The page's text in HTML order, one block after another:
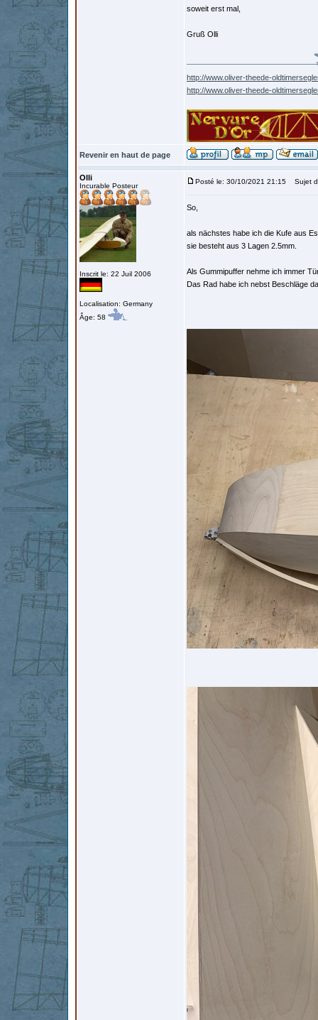
soweit erst mal,
Gruß Olli
http://www.oliver-theede-
http://www.oliver-theede-
Revenir en haut de page
Olli
Incurable Posteur
Inscrit le: 22 Juil 2006
Localisation: Germany
Âge: 58
Posté le: 30/10/2021 21:15 Sujet
So,
als nächstes habe ich die Kufe aus
sie besteht aus 3 Lagen 2.5mm.
Als Gummipuffer nehme ich immer
Das Rad habe ich nebst Beschläge